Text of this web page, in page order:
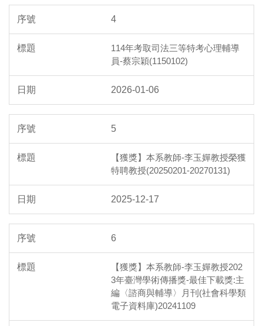
4
114年考取司法三等特考心理輔導
員-蔡宗穎(1150102)
2026-01-06
5
【獲獎】本系教師-李玉嬋教授榮獲
特聘教授(20250201-20270131)
2025-12-17
6
【獲獎】本系教師-李玉嬋教授202
3年臺灣學術傳播獎-最佳下載獎:主
編〈諮商與輔導〉月刊(社會科學類
電子資料庫)20241109